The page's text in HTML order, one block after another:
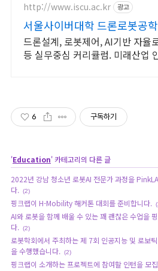
http://www.iscu.ac.kr 광고
서울사이버대학 드론로봇공
2026 가을학기 신편입생
드론설계, 로봇제어, AI기반 자율
등 실무중심 커리큘럼. 미래산업
6 구독하기
'Education' 카테고리의 다른 글
2022년 강남 청소년 로봇AI 전문가 과정을
다. (2)
핑크랩이 H-Mobility 해커톤 대회를 준비합니다.
AI와 로봇을 함께 배울 수 있는 꽤 괜찮은 수업을
다. (2)
로봇학회에서 주최하는 제 7회 인공지능 및 로보
을 수행했습니다. (2)
핑크랩이 소개하는 프로젝트에 참여할 인턴을 모